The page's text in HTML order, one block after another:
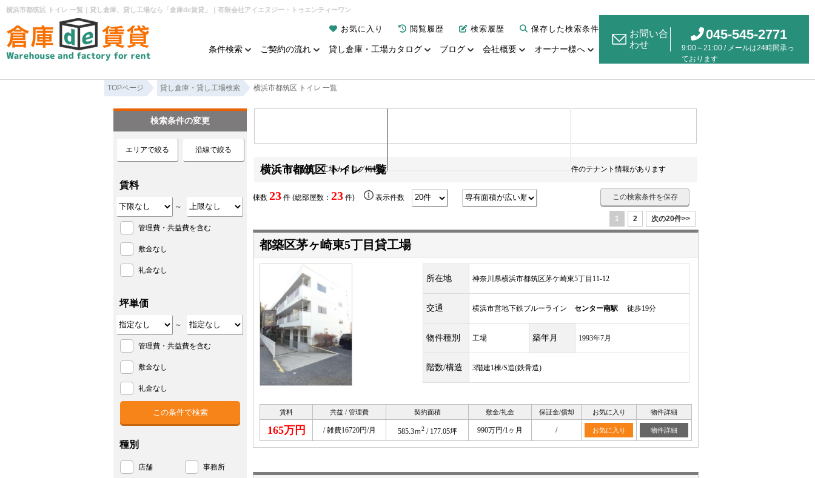
横浜市都筑区 トイレ 一覧｜貸し倉庫、貸し工場なら「倉庫de賃貸」｜有限会社アイエヌジー・トゥエンティーワン
お気に入り 閲覧履歴 検索履歴 保存した検索条件
条件検索 ご契約の流れ 貸し倉庫・工場カタログ ブログ 会社概要 オーナー様へ
お問い合
わせ
045-545-2771
9:00～21:00 / メールは24時間承っ
ております
TOPページ 貸し倉庫・貸し工場検索 横浜市都筑区 トイレ 一覧
貸し倉庫・工場カタログ掲載数 件のテナント情報があります
横浜市都筑区 トイレ 一覧
棟数 23 件 (総部屋数： 23 件) 表示件数 この検索条件を保存
1 2 次の20件>>
都築区茅ヶ崎東5丁目貸工場
所在地 神奈川県横浜市都筑区茅ケ崎東5丁目11-12
交通 横浜市営地下鉄ブルーライン センター南駅 徒歩19分
物件種別 工場 築年月 1993年7月
階数/構造 3階建1棟/S造(鉄骨造)
賃料 共益 / 管理費 契約面積 敷金/礼金 保証金/償却 お気に入り 物件詳細
165万円 / 雑費16720円/月 585.3ｍ2/ 177.05坪 990万円/1ヶ月 / お気に入り 物件詳細
検索条件の変更
エリアで絞る 沿線で絞る
賃料
～
管理費・共益費を含む
敷金なし
礼金なし
坪単価
～
管理費・共益費を含む
敷金なし
礼金なし
種別
店舗 事務所